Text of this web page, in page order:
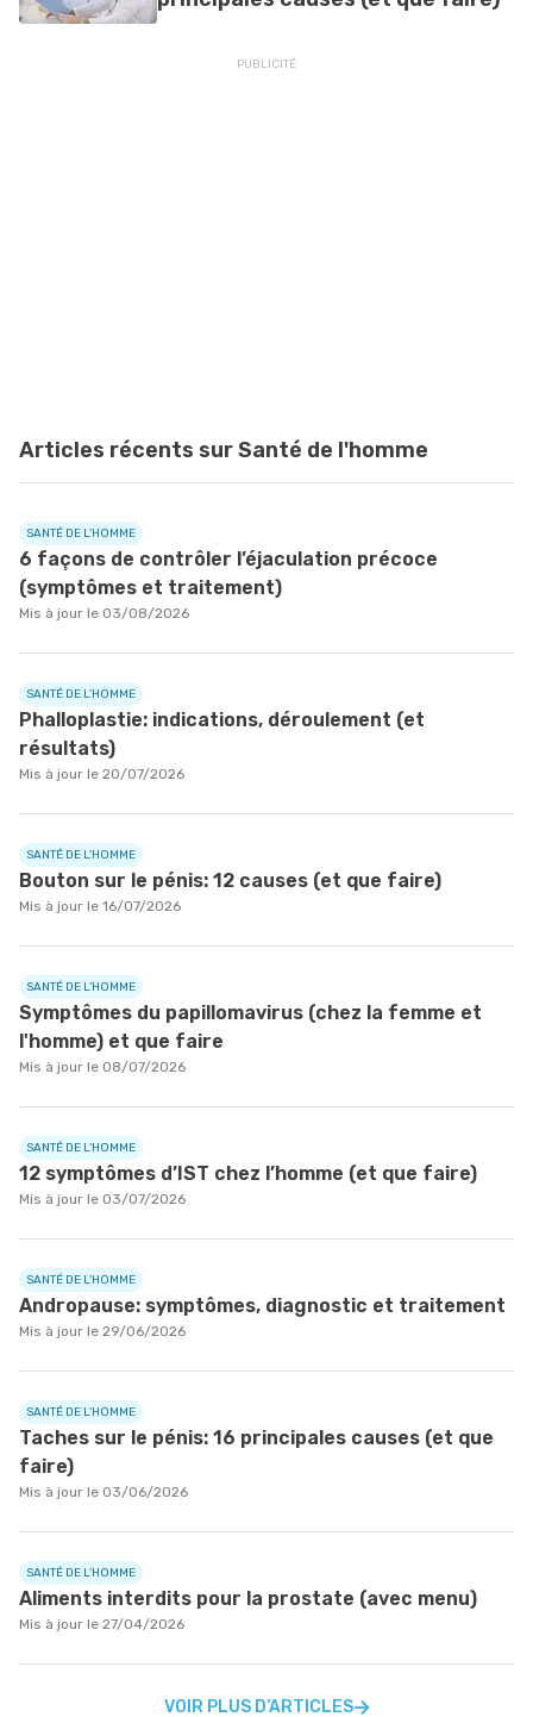
Articles récents sur Santé de l'homme
SANTÉ DE L'HOMME
6 façons de contrôler l’éjaculation précoce
(symptômes et traitement)
Mis à jour le 03/08/2026
SANTÉ DE L'HOMME
Phalloplastie: indications, déroulement (et
résultats)
Mis à jour le 20/07/2026
SANTÉ DE L'HOMME
Bouton sur le pénis: 12 causes (et que faire)
Mis à jour le 16/07/2026
SANTÉ DE L'HOMME
Symptômes du papillomavirus (chez la femme et
l'homme) et que faire
Mis à jour le 08/07/2026
SANTÉ DE L'HOMME
12 symptômes d’IST chez l’homme (et que faire)
Mis à jour le 03/07/2026
SANTÉ DE L'HOMME
Andropause: symptômes, diagnostic et traitement
Mis à jour le 29/06/2026
SANTÉ DE L'HOMME
Taches sur le pénis: 16 principales causes (et que
faire)
Mis à jour le 03/06/2026
SANTÉ DE L'HOMME
Aliments interdits pour la prostate (avec menu)
Mis à jour le 27/04/2026
VOIR PLUS D’ARTICLES